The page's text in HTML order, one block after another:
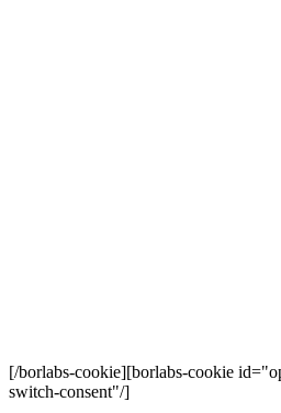
[/borlabs-cookie][borlabs-cookie
switch-consent"/]